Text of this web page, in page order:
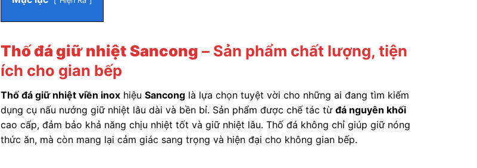
Thố đá giữ nhiệtSancong – Sản phẩm chất lượng, tiện
ích cho gian bếp
Thố đá giữ nhiệt viền inox hiệuSancong là lựa chọn tuyệt vời cho những ai đang tìm kiếm
dụng cụ nấu nướng giữ nhiệt lâu dài và bền bỉ. Sản phẩm được chế tác từđá nguyên khối
cao cấp, đảm bảo khả năng chịu nhiệt tốt và giữ nhiệt lâu. Thố đá không chỉ giúp giữ nóng
thức ăn, mà còn mang lại cảm giác sang trọng và hiện đại cho không gian bếp.